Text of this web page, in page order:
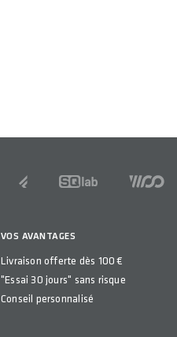
VOS AVANTAGES
Livraison offerte dès 100 €
"Essai 30 jours" sans risque
Conseil personnalisé